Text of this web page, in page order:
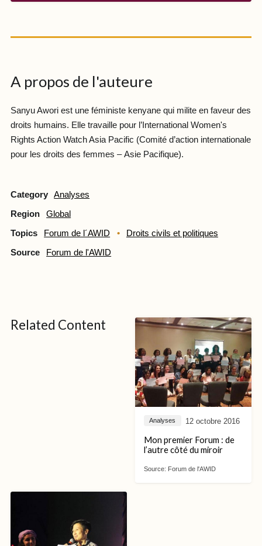
A propos de l'auteure
Sanyu Awori est une féministe kenyane qui milite en faveur des
droits humains. Elle travaille pour l’International Women's
Rights Action Watch Asia Pacific (Comité d’action internationale
pour les droits des femmes – Asie Pacifique).
Category Analyses
Region Global
Topics Forum de l´AWID Droits civils et politiques
Source Forum de l'AWID
Related Content
Analyses 12 octobre 2016
Mon premier Forum : de
l’autre côté du miroir
Source: Forum de l'AWID